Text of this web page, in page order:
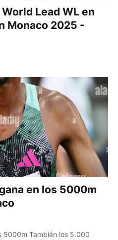
World Lead WL en
Monaco 2025 -
en los 5000m
5000m También los 5.000